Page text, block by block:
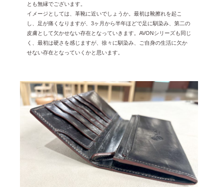
とも無縁でございます。
イメージとしては、革靴に近いでしょうか。最初は靴擦れを起こ
し、足が痛くなりますが、3ヶ月から半年ほどで足に馴染み、第二の
皮膚として欠かせない存在となっていきます。AVONシリーズも同じ
く、最初は硬さを感じますが、徐々に馴染み、ご自身の生活に欠か
せない存在となっていくかと思います。